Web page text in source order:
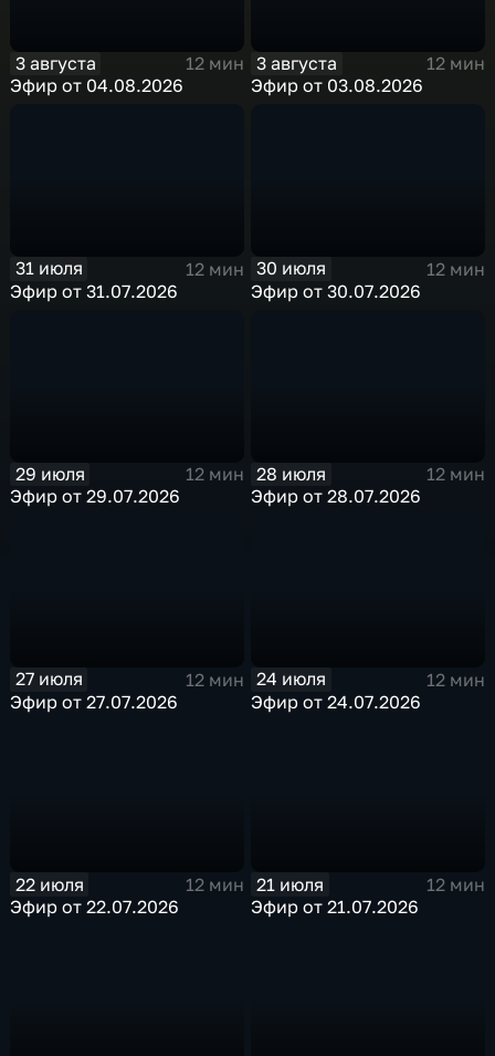
3 августа
12 мин
Эфир от 04.08.2026
3 августа
12 мин
Эфир от 03.08.2026
31 июля
12 мин
Эфир от 31.07.2026
30 июля
12 мин
Эфир от 30.07.2026
29 июля
12 мин
Эфир от 29.07.2026
28 июля
12 мин
Эфир от 28.07.2026
27 июля
12 мин
Эфир от 27.07.2026
24 июля
12 мин
Эфир от 24.07.2026
22 июля
12 мин
Эфир от 22.07.2026
21 июля
12 мин
Эфир от 21.07.2026